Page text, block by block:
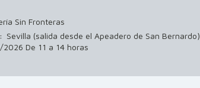
Sin Fronteras
Sevilla (salida desde el Apeadero de San Bernardo)
De 11 a 14 horas